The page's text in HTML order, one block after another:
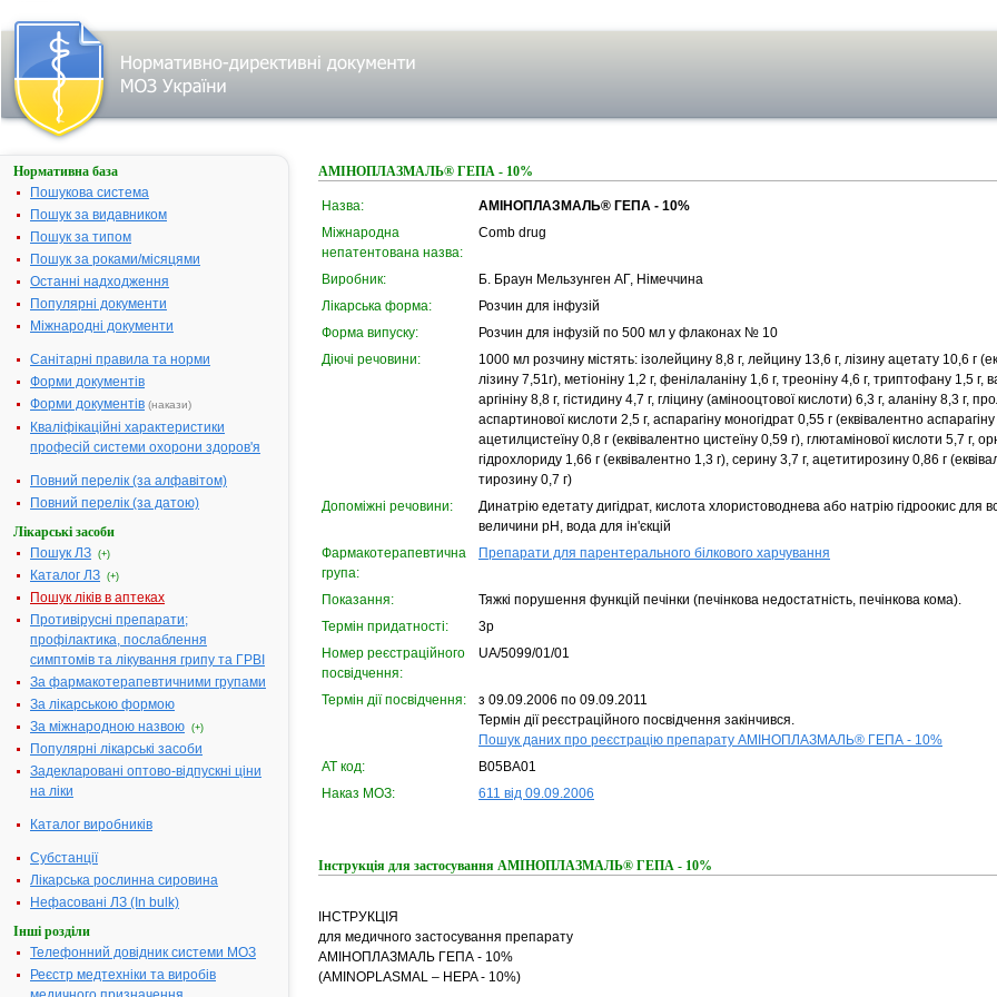
Нормативна база
Пошукова система
Пошук за видавником
Пошук за типом
Пошук за роками/місяцями
Останні надходження
Популярні документи
Міжнародні документи
Санітарні правила та норми
Форми документів
Форми документів (накази)
Кваліфікаційні характеристики
професій системи охорони здоров'я
Повний перелік (за алфавітом)
Повний перелік (за датою)
Лікарські засоби
Пошук ЛЗ (+)
Каталог ЛЗ (+)
Пошук ліків в аптеках
Противірусні препарати;
профілактика, послаблення
симптомів та лікування грипу та ГРВІ
За фармакотерапевтичними групами
За лікарською формою
За міжнародною назвою (+)
Популярні лікарські засоби
Задекларовані оптово-відпускні ціни
на ліки
Каталог виробників
Субстанції
Лікарська рослинна сировина
Нефасовані ЛЗ (In bulk)
Інші розділи
Телефонний довідник системи МОЗ
Реєстр медтехніки та виробів
АМІНОПЛАЗМАЛЬ® ГЕПА - 10%
Назва:
АМІНОПЛАЗМАЛЬ® ГЕПА - 10%
Міжнародна
непатентована назва:
Comb drug
Виробник:
Б. Браун Мельзунген АГ, Німеччина
Лікарська форма:
Розчин для інфузій
Форма випуску:
Розчин для інфузій по 500 мл у флаконах № 10
Діючі речовини:
1000 мл розчину містять: ізолейцину 8,8 г, лейцину 13,6 г, лізину ацетату 10,6 г
лізину 7,51г), метіоніну 1,2 г, фенілаланіну 1,6 г, треоніну 4,6 г, триптофану 1,5 г,
аргініну 8,8 г, гістидину 4,7 г, гліцину (амінооцтової кислоти) 6,3 г, аланіну 8,3 г,
аспартинової кислоти 2,5 г, аспарагіну моногідрат 0,55 г (еквівалентно
ацетилцистеїну 0,8 г (еквівалентно цистеїну 0,59 г), глютамінової кислоти 5,7 г,
гідрохлориду 1,66 г (еквівалентно 1,3 г), серину 3,7 г, ацетитирозину 0,86 г
тирозину 0,7 г)
Допоміжні речовини:
Динатрію едетату дигідрат, кислота хлористоводнева або натрію гідроокис для
величини pH, вода для ін'єкцій
Фармакотерапевтична
група:
Препарати для парентерального білкового харчування
Показання:
Тяжкі порушення функцій печінки (печінкова недостатність, печінкова кома).
Термін придатності:
3р
Номер реєстраційного
посвідчення:
UA/5099/01/01
Термін дії посвідчення:
з 09.09.2006 по 09.09.2011
Термін дії реєстраційного посвідчення закінчився.
Пошук даних про реєстрацію препарату АМІНОПЛАЗМАЛЬ® ГЕПА - 10%
АТ код:
B05BA01
Наказ МОЗ:
611 від 09.09.2006
Інструкція для застосування АМІНОПЛАЗМАЛЬ® ГЕПА - 10%
ІНСТРУКЦІЯ
для медичного застосування препарату
АМІНОПЛАЗМАЛЬ ГЕПА - 10%
(AMINOPLASMAL – HEPA - 10%)